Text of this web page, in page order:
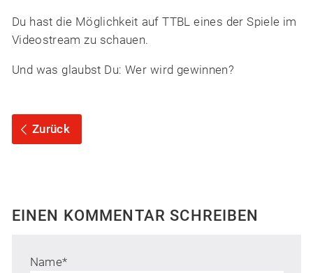
Du hast die Möglichkeit auf TTBL eines der Spiele im
Videostream zu schauen.
Und was glaubst Du: Wer wird gewinnen?
Zurück
EINEN KOMMENTAR SCHREIBEN
Name*